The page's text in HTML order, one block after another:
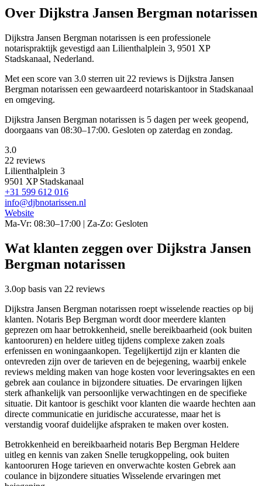
Over Dijkstra Jansen Bergman notarissen
Dijkstra Jansen Bergman notarissen is een professionele
notarispraktijk gevestigd aan Lilienthalplein 3, 9501 XP
Stadskanaal, Nederland.
Met een score van 3.0 sterren uit 22 reviews is Dijkstra Jansen
Bergman notarissen een gewaardeerd notariskantoor in Stadskanaal
en omgeving.
Dijkstra Jansen Bergman notarissen is 5 dagen per week geopend,
doorgaans van 08:30–17:00. Gesloten op zaterdag en zondag.
3.0
22 reviews
Lilienthalplein 3
9501 XP Stadskanaal
+31 599 612 016
info@djbnotarissen.nl
Website
Ma-Vr: 08:30–17:00 | Za-Zo: Gesloten
Wat klanten zeggen over Dijkstra Jansen
Bergman notarissen
3.0op basis van 22 reviews
Dijkstra Jansen Bergman notarissen roept wisselende reacties op bij
klanten. Notaris Bep Bergman wordt door meerdere klanten
geprezen om haar betrokkenheid, snelle bereikbaarheid (ook buiten
kantooruren) en heldere uitleg tijdens complexe zaken zoals
erfenissen en woningaankopen. Tegelijkertijd zijn er klanten die
ontevreden zijn over de tarieven en de bejegening, waarbij enkele
reviews melding maken van hoge kosten voor leveringsaktes en een
gebrek aan coulance in bijzondere situaties. De ervaringen lijken
sterk afhankelijk van persoonlijke verwachtingen en de specifieke
situatie. Dit kantoor is geschikt voor klanten die waarde hechten aan
directe communicatie en juridische accuratesse, maar het is
verstandig vooraf duidelijke afspraken te maken over kosten.
Betrokkenheid en bereikbaarheid notaris Bep Bergman Heldere
uitleg en kennis van zaken Snelle terugkoppeling, ook buiten
kantooruren Hoge tarieven en onverwachte kosten Gebrek aan
coulance in bijzondere situaties Wisselende ervaringen met